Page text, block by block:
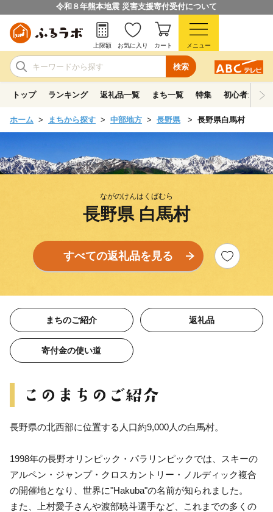
令和８年熊本地震 災害支援寄付受付について
検索
上限額 お気に入り カート メニュー
トップ ランキング 返礼品一覧 まち一覧 特集 初心者ガイド
ホーム まちから探す 中部地方 長野県 長野県白馬村
ながのけんはくばむら
長野県 白馬村
すべての返礼品を見る
まちのご紹介 返礼品
寄付金の使い道
長野県の北西部に位置する人口約9,000人の白馬村。
1998年の長野オリンピック・パラリンピックでは、スキーの
アルペン・ジャンプ・クロスカントリー・ノルディック複合
の開催地となり、世界に"Hakuba"の名前が知られました。
また、上村愛子さんや渡部暁斗選手など、これまでの多くの